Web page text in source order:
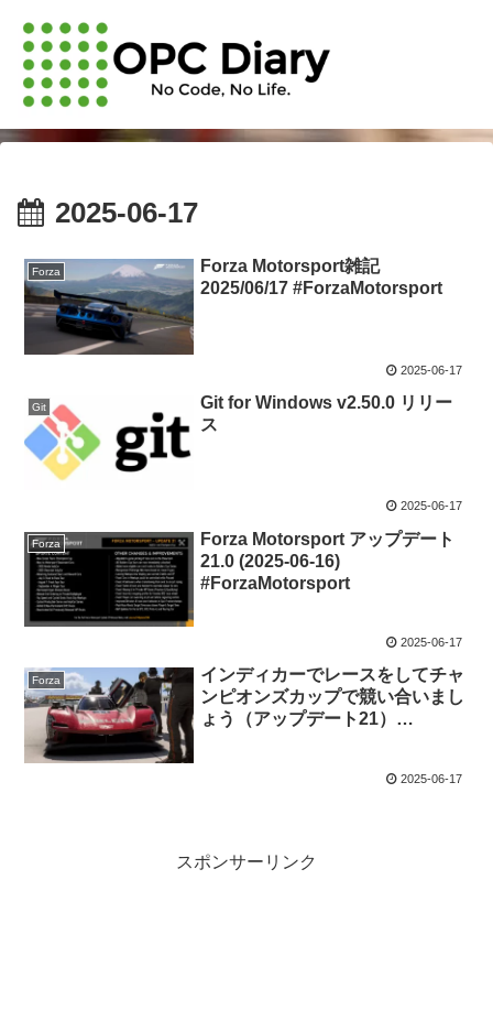
2025-06-17
Forza
Forza Motorsport雑記
2025/06/17 #ForzaMotorsport
2025-06-17
Git
Git for Windows v2.50.0 リリー
ス
2025-06-17
Forza
Forza Motorsport アップデート
21.0 (2025-06-16)
#ForzaMotorsport
2025-06-17
Forza
インディカーでレースをしてチャ
ンピオンズカップで競い合いまし
ょう（アップデート21）
2025-06-17
スポンサーリンク